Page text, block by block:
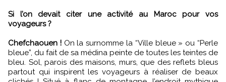
Si l’on devait citer une activité au Maroc pour vos
voyageurs ?
Chefchaouen !On la surnomme la “Ville bleue » ou “Perle
bleue”, du fait de sa médina peinte de toutes les teintes de
bleu. Sol, parois des maisons, murs, que des reflets bleus
partout qui inspirent les voyageurs à réaliser de beaux